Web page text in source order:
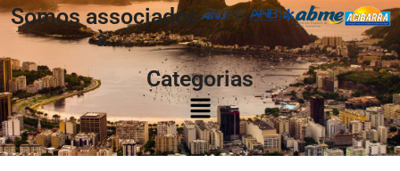
Somos associados
à:
Categorias